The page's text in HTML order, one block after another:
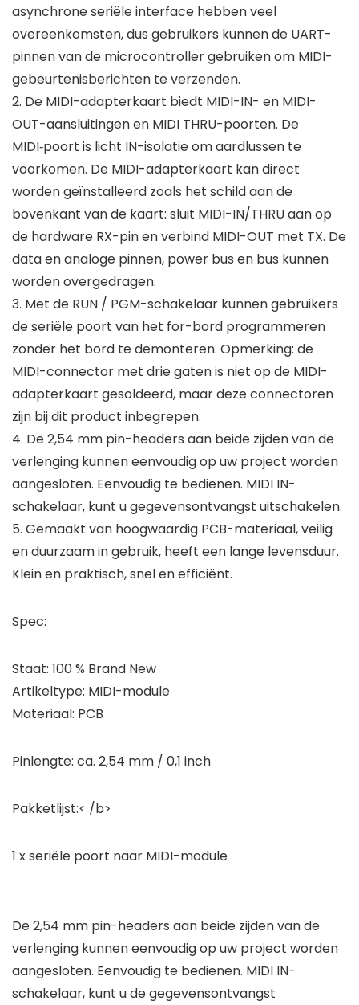
asynchrone seriële interface hebben veel
overeenkomsten, dus gebruikers kunnen de UART-
pinnen van de microcontroller gebruiken om MIDI-
gebeurtenisberichten te verzenden.
2. De MIDI-adapterkaart biedt MIDI-IN- en MIDI-
OUT-aansluitingen en MIDI THRU-poorten. De
MIDI‑poort is licht IN-isolatie om aardlussen te
voorkomen. De MIDI-adapterkaart kan direct
worden geïnstalleerd zoals het schild aan de
bovenkant van de kaart: sluit MIDI-IN/THRU aan op
de hardware RX-pin en verbind MIDI-OUT met TX. De
data en analoge pinnen, power bus en bus kunnen
worden overgedragen.
3. Met de RUN / PGM-schakelaar kunnen gebruikers
de seriële poort van het for-bord programmeren
zonder het bord te demonteren. Opmerking: de
MIDI-connector met drie gaten is niet op de MIDI-
adapterkaart gesoldeerd, maar deze connectoren
zijn bij dit product inbegrepen.
4. De 2,54 mm pin-headers aan beide zijden van de
verlenging kunnen eenvoudig op uw project worden
aangesloten. Eenvoudig te bedienen. MIDI IN-
schakelaar, kunt u gegevensontvangst uitschakelen.
5. Gemaakt van hoogwaardig PCB-materiaal, veilig
en duurzaam in gebruik, heeft een lange levensduur.
Klein en praktisch, snel en efficiënt.
Spec:
Staat: 100 % Brand New
Artikeltype: MIDI-module
Materiaal: PCB
Pinlengte: ca. 2,54 mm / 0,1 inch
Pakketlijst:< /b>
1 x seriële poort naar MIDI-module
De 2,54 mm pin-headers aan beide zijden van de
verlenging kunnen eenvoudig op uw project worden
aangesloten. Eenvoudig te bedienen. MIDI IN-
schakelaar, kunt u de gegevensontvangst